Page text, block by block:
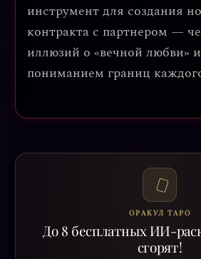
инструмент для создания
контракта с партнером —
иллюзий о «вечной любви»
пониманием границ
ОРАКУЛ ТАРО
До 8 бесплатных ИИ-
сгорят!